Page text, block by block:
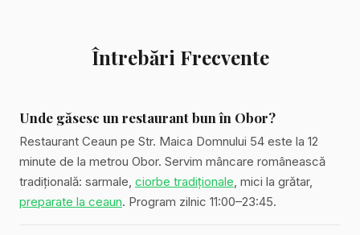
Întrebări Frecvente
Unde găsesc un restaurant bun în Obor?
Restaurant Ceaun pe Str. Maica Domnului 54 este la 12
minute de la metrou Obor. Servim mâncare românească
tradițională: sarmale, ciorbe tradiționale, mici la grătar,
preparate la ceaun. Program zilnic 11:00–23:45.